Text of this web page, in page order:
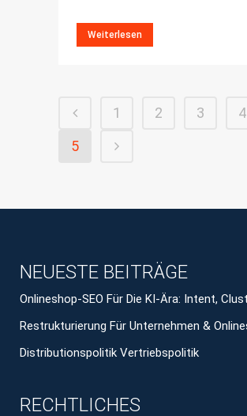
Weiterlesen
1 2 3
4
5
NEUESTE BEITRÄGE
Onlineshop-SEO Für Die KI-Ära: Intent,
Restrukturierung Für Unternehmen &
Distributionspolitik Vertriebspolitik
RECHTLICHES